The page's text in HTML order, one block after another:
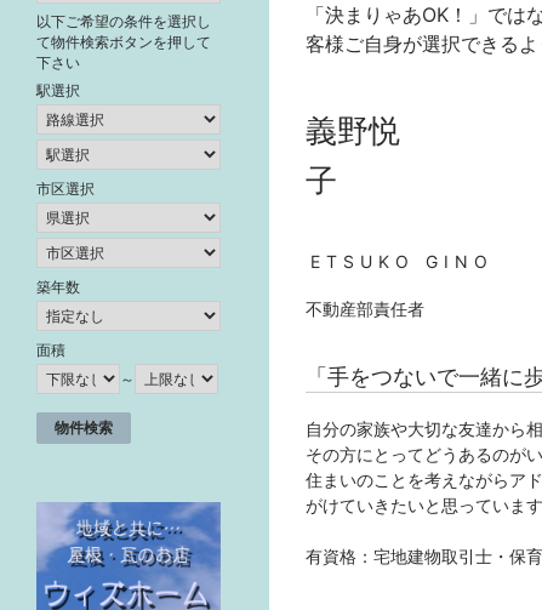
「決まりゃあOK！」で
客様ご自身が選択できるよ
義野悦
子
ETSUKO GINO
不動産部責任者
「手をつないで一緒に
自分の家族や大切な友達から
その方にとってどうあるのが
住まいのことを考えながらア
がけていきたいと思っています
有資格：宅地建物取引士・保
以下ご希望の条件を選択し
て物件検索ボタンを押して
下さい
駅選択
市区選択
築年数
面積
～